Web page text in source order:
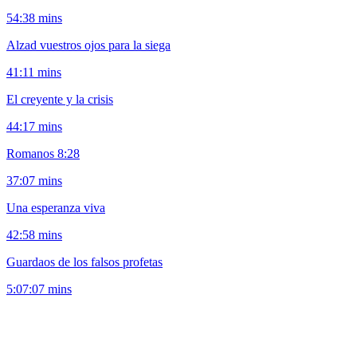
54:38 mins
Alzad vuestros ojos para la siega
41:11 mins
El creyente y la crisis
44:17 mins
Romanos 8:28
37:07 mins
Una esperanza viva
42:58 mins
Guardaos de los falsos profetas
5:07:07 mins